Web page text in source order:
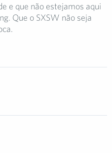
e que não estejamos aqui
Que o SXSW não seja